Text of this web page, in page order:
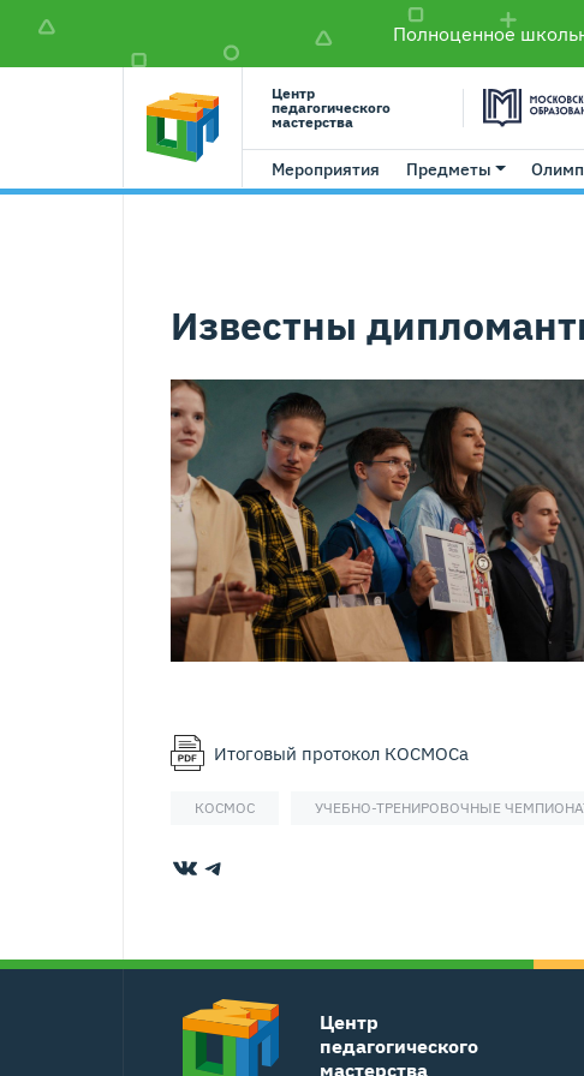
Полноценное
Центр
педагогического
мастерства
Мероприятия Предметы
Известны
Итоговый протокол КОСМОСа
КОСМОС УЧЕБНО-ТРЕНИРОВОЧНЫЕ
ВКонтакте
Telegram
Центр
педагогического
мастерства